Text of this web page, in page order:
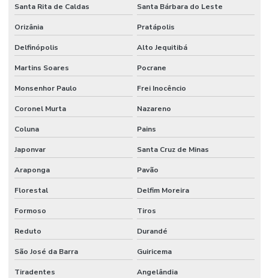
Santa Rita de Caldas Santa Bárbara do Leste
Orizânia Pratápolis
Delfinópolis Alto Jequitibá
Martins Soares Pocrane
Monsenhor Paulo Frei Inocêncio
Coronel Murta Nazareno
Coluna Pains
Japonvar Santa Cruz de Minas
Araponga Pavão
Florestal Delfim Moreira
Formoso Tiros
Reduto Durandé
São José da Barra Guiricema
Tiradentes Angelândia